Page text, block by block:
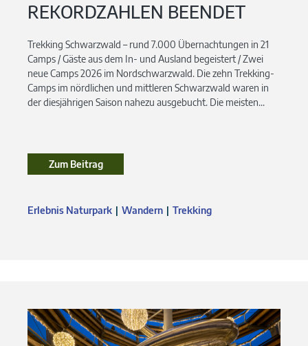
REKORDZAHLEN BEENDET
Trekking Schwarzwald – rund 7.000 Übernachtungen in 21
Camps / Gäste aus dem In- und Ausland begeistert / Zwei
neue Camps 2026 im Nordschwarzwald. Die zehn Trekking-
Camps im nördlichen und mittleren Schwarzwald waren in
der diesjährigen Saison nahezu ausgebucht. Die meisten...
Zum BeitragZum Beitrag
Erlebnis Naturpark Wandern Trekking